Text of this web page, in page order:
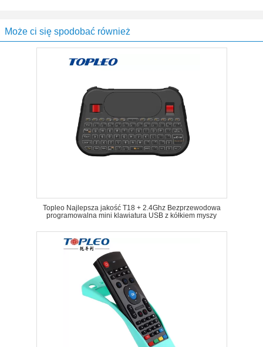
Może ci się spodobać również
Topleo Najlepsza jakość T18 + 2.4Ghz Bezprzewodowa
programowalna mini klawiatura USB z kółkiem myszy